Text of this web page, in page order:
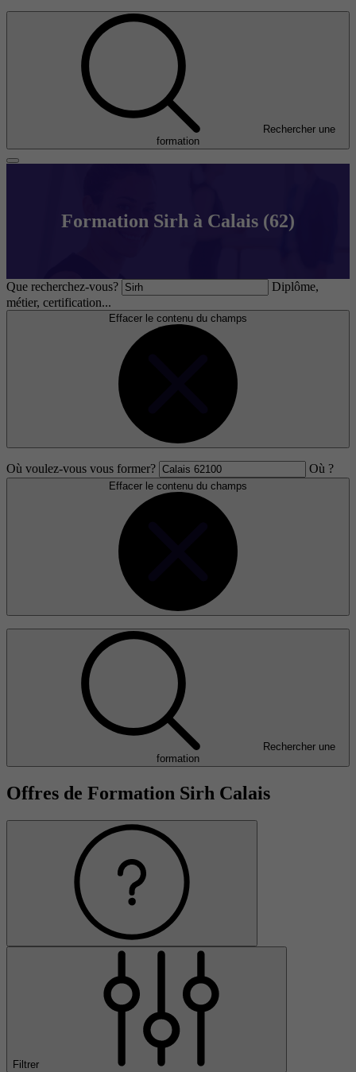
Rechercher une
formation
Formation Sirh à Calais (62)
Que recherchez-vous?
Diplôme,
métier, certification...
Effacer le contenu du champs
Où voulez-vous vous former? Où ?
Effacer le contenu du champs
Rechercher une
formation
Offres de Formation Sirh Calais
Filtrer